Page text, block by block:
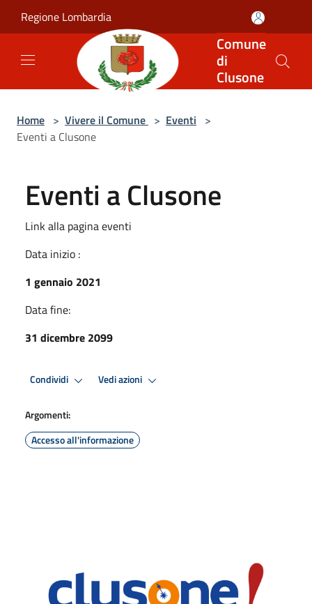
Regione Lombardia
Comune
di
Clusone
Home > Vivere il Comune > Eventi >
Eventi a Clusone
Eventi a Clusone
Link alla pagina eventi
Data inizio :
1 gennaio 2021
Data fine:
31 dicembre 2099
Condividi Vedi azioni
Argomenti:
Accesso all'informazione